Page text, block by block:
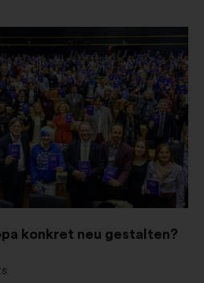
konkret neu gestalten?